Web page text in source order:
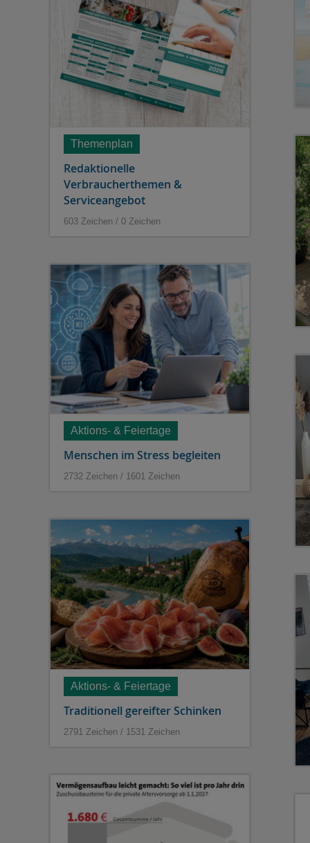
Themenplan
Redaktionelle
Verbraucherthemen &
Serviceangebot
603 Zeichen / 0 Zeichen
Aktions- & Feiertage
Menschen im Stress begleiten
2732 Zeichen / 1601 Zeichen
Aktions- & Feiertage
Traditionell gereifter Schinken
2791 Zeichen / 1531 Zeichen